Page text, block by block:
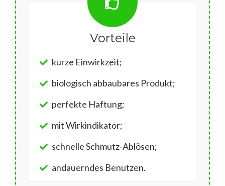
Vorteile
kurze Einwirkzeit;
biologisch abbaubares Produkt;
perfekte Haftung;
mit Wirkindikator;
schnelle Schmutz-Ablösen;
andauerndes Benutzen.